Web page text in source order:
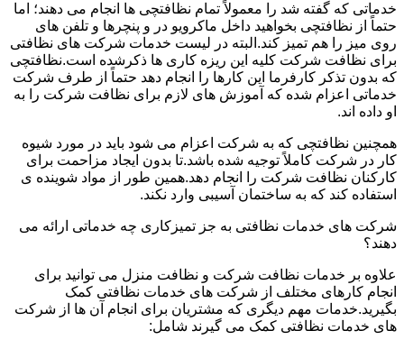
خدماتی که گفته شد را معمولاً تمام نظافتچی ها انجام می دهند؛ اما
حتماً از نظافتچی بخواهید داخل ماکرویو در و پنچرها و تلفن های
روی میز را هم تمیز کند.البته در لیست خدمات شرکت های نظافتی
برای نظافت شرکت کلیه این ریزه کاری ها ذکرشده است.نظافتچی
که بدون تذکر کارفرما این کارها را انجام دهد حتماً از طرف شرکت
خدماتی اعزام شده که آموزش های لازم برای نظافت شرکت را به
او داده اند.
همچنین نظافتچی که به شرکت اعزام می شود باید در مورد شیوه
کار در شرکت کاملاً توجیه شده باشد.تا بدون ایجاد مزاحمت برای
کارکنان نظافت شرکت را انجام دهد.همین طور از مواد شوینده ی
استفاده کند که به ساختمان آسیبی وارد نکند.
شرکت های خدمات نظافتی به جز تمیزکاری چه خدماتی ارائه می
دهند؟
علاوه بر خدمات نظافت شرکت و نظافت منزل می توانید برای
انجام کارهای مختلف از شرکت های خدمات نظافتی کمک
بگیرید.خدمات مهم دیگری که مشتریان برای انجام آن ها از شرکت
های خدمات نظافتی کمک می گیرند شامل: